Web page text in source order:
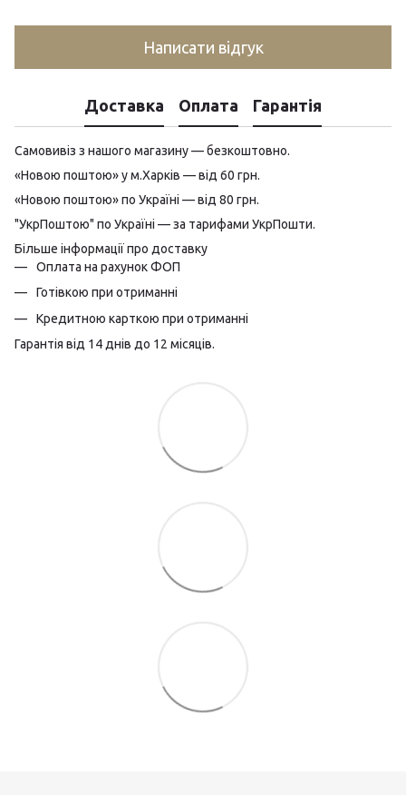
Написати відгук
Доставка Оплата Гарантія
Самовивіз з нашого магазину — безкоштовно.
«Новою поштою» у м.Харків — від 60 грн.
«Новою поштою» по Україні — від 80 грн.
"УкрПоштою" по Україні — за тарифами УкрПошти.
Більше інформації про доставку
Оплата на рахунок ФОП
Готівкою при отриманні
Кредитною карткою при отриманні
Гарантія від 14 днів до 12 місяців.